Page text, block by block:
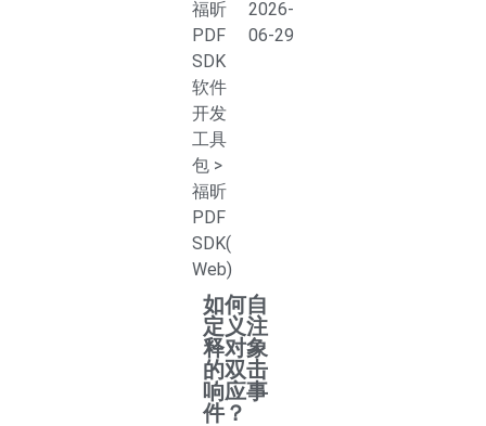
福昕
PDF
SDK
软件
开发
工具
包>
福昕
PDF
SDK(
Web)
2026-
06-29
如何自
定义注
释对象
的双击
响应事
件？